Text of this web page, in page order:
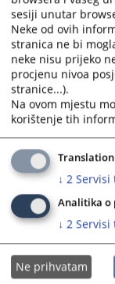
sesiji unutar
Neke od ovih
stranica ne bi
neke nisu prijeko
procjenu nivoa
stranice...).
Na ovom mjestu
korištenje tih
Translation
↓ 2 Servisi
Analitika o
↓ 2 Servisi
Ne prihvatam